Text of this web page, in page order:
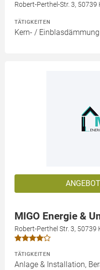
Robert-Perthel-Str. 3, 50739
TÄTIGKEITEN
Kern- / Einblasdämmung
MIGO Energie &
Robert-Perthel Str. 3, 50739
TÄTIGKEITEN
Anlage & Installation,